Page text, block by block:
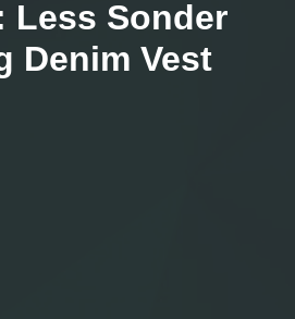
Less Sonder
Denim Vest